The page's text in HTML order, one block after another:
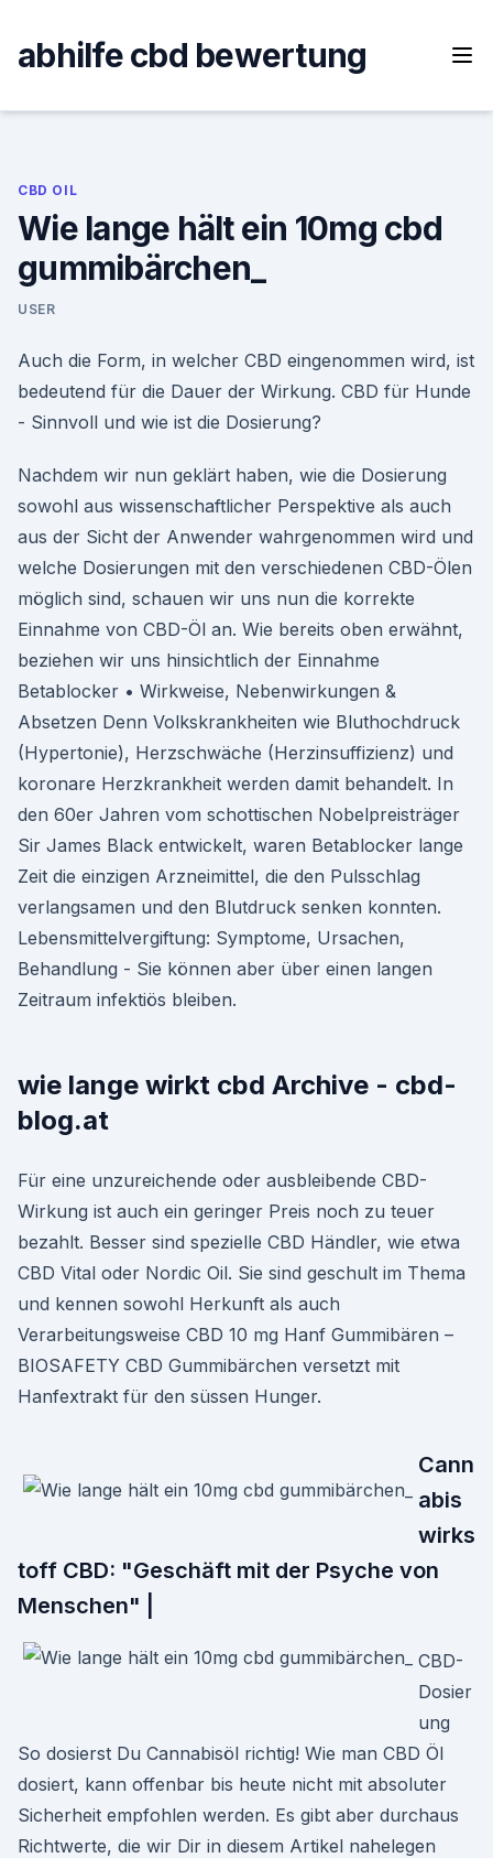
content
abhilfe cbd bewertung
CBD OIL
Wie lange hält ein 10mg cbd
gummibärchen_
USER
Auch die Form, in welcher CBD eingenommen wird, ist
bedeutend für die Dauer der Wirkung. CBD für Hunde
- Sinnvoll und wie ist die Dosierung?
Nachdem wir nun geklärt haben, wie die Dosierung
sowohl aus wissenschaftlicher Perspektive als auch
aus der Sicht der Anwender wahrgenommen wird und
welche Dosierungen mit den verschiedenen CBD-Ölen
möglich sind, schauen wir uns nun die korrekte
Einnahme von CBD-Öl an. Wie bereits oben erwähnt,
beziehen wir uns hinsichtlich der Einnahme
Betablocker • Wirkweise, Nebenwirkungen &
Absetzen Denn Volkskrankheiten wie Bluthochdruck
(Hypertonie), Herzschwäche (Herzinsuffizienz) und
koronare Herzkrankheit werden damit behandelt. In
den 60er Jahren vom schottischen Nobelpreisträger
Sir James Black entwickelt, waren Betablocker lange
Zeit die einzigen Arzneimittel, die den Pulsschlag
verlangsamen und den Blutdruck senken konnten.
Lebensmittelvergiftung: Symptome, Ursachen,
Behandlung - Sie können aber über einen langen
Zeitraum infektiös bleiben.
wie lange wirkt cbd Archive - cbd-
blog.at
Für eine unzureichende oder ausbleibende CBD-
Wirkung ist auch ein geringer Preis noch zu teuer
bezahlt. Besser sind spezielle CBD Händler, wie etwa
CBD Vital oder Nordic Oil. Sie sind geschult im Thema
und kennen sowohl Herkunft als auch
Verarbeitungsweise CBD 10 mg Hanf Gummibären –
BIOSAFETY CBD Gummibärchen versetzt mit
Hanfextrakt für den süssen Hunger.
Cann
abis
wirks
toff CBD: "Geschäft mit der Psyche von
Menschen" |
CBD-
Dosier
ung
So dosierst Du Cannabisöl richtig! Wie man CBD Öl
dosiert, kann offenbar bis heute nicht mit absoluter
Sicherheit empfohlen werden. Es gibt aber durchaus
Richtwerte, die wir Dir in diesem Artikel nahelegen